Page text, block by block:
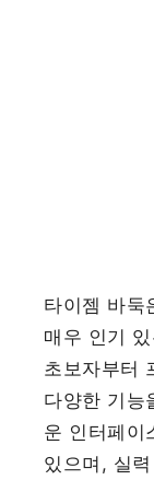
타이젬 바둑
매우 인기
초보자부터
다양한 기능
운 인터페이
있으며, 실